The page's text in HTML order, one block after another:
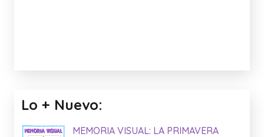
Lo + Nuevo:
MEMORIA VISUAL: LA PRIMAVERA